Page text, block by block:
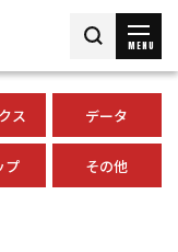
MENU
ス データ
プ その他